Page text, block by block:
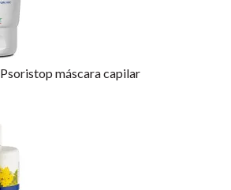
Psoristop máscara capilar